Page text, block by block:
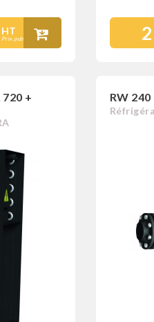
HT
Prix public
720 +
RW